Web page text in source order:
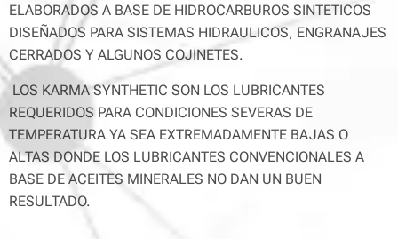
ELABORADOS A BASE DE HIDROCARBUROS SINTETICOS
DISEÑADOS PARA SISTEMAS HIDRAULICOS, ENGRANAJES
CERRADOS Y ALGUNOS COJINETES.
LOS KARMA SYNTHETIC SON LOS LUBRICANTES
REQUERIDOS PARA CONDICIONES SEVERAS DE
TEMPERATURA YA SEA EXTREMADAMENTE BAJAS O
ALTAS DONDE LOS LUBRICANTES CONVENCIONALES A
BASE DE ACEITES MINERALES NO DAN UN BUEN
RESULTADO.